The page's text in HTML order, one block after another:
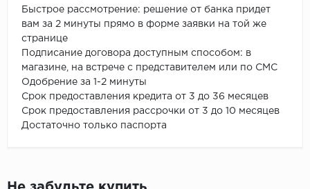
Быстрое рассмотрение: решение от банка придет
вам за 2 минуты прямо в форме заявки на той же
странице
Подписание договора доступным способом: в
магазине, на встрече с представителем или по СМС
Одобрение за 1-2 минуты
Срок предоставления кредита от 3 до 36 месяцев
Срок предоставления рассрочки от 3 до 10 месяцев
Достаточно только паспорта